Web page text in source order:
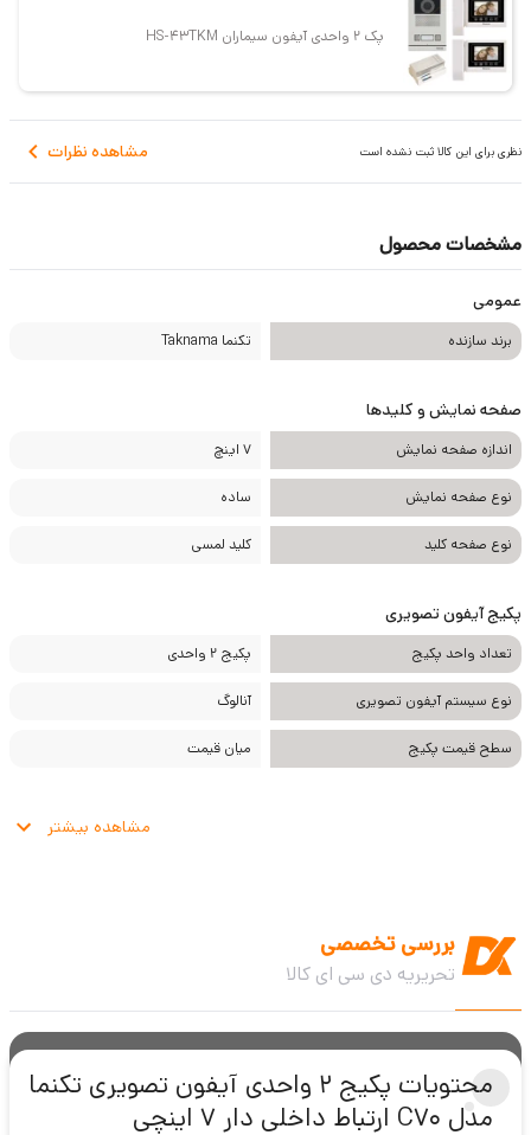
پک 2 واحدی آیفون سیماران HS-46TKM
مشاهده نظرات نظری برای این کالا ثبت نشده است
مشخصات محصول
عمومی
برند سازنده تکنما Taknama
صفحه نمایش و کلیدها
اندازه صفحه نمایش 7 اینچ
نوع صفحه نمایش ساده
نوع صفحه کلید کلید لمسی
پکیج آیفون تصویری
تعداد واحد پکیج پکیج 2 واحدی
نوع سیستم آیفون تصویری آنالوگ
سطح قیمت پکیج میان قیمت
مشاهده بیشتر
بررسی تخصصی
تحریریه دی سی ای کالا
محتویات پکیج 2 واحدی آیفون تصویری تکنما
مدل C70 ارتباط داخلی دار 7 اینچی